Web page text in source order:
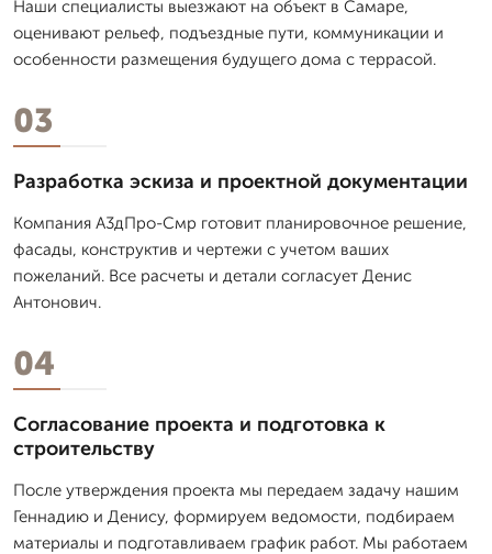
Наши специалисты выезжают на объект в Самаре,
оценивают рельеф, подъездные пути, коммуникации и
особенности размещения будущего дома с террасой.
03
Разработка эскиза и проектной документации
Компания А3дПро-Смр готовит планировочное решение,
фасады, конструктив и чертежи с учетом ваших
пожеланий. Все расчеты и детали согласует Денис
Антонович.
04
Согласование проекта и подготовка к
строительству
После утверждения проекта мы передаем задачу нашим
Геннадию и Денису, формируем ведомости, подбираем
материалы и подготавливаем график работ. Мы работаем